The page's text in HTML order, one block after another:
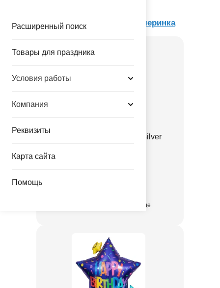
Расширенный поиск
Товары для праздника
Условия работы
Компания
Реквизиты
Карта сайта
Помощь
Товар из коллекции Звездная Вечеринка
Шелк 11" Звезды Gold Silver
присутствует на складе